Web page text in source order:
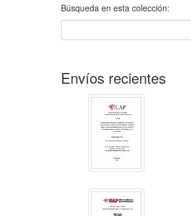
Búsqueda en esta colección:
Envíos recientes